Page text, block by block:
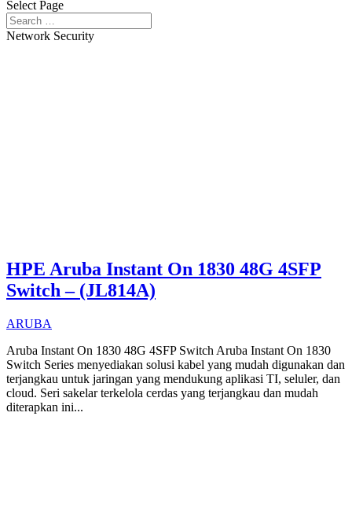
Select Page
Network Security
HPE Aruba Instant On 1830 48G 4SFP
Switch – (JL814A)
ARUBA
Aruba Instant On 1830 48G 4SFP Switch Aruba Instant On 1830
Switch Series menyediakan solusi kabel yang mudah digunakan dan
terjangkau untuk jaringan yang mendukung aplikasi TI, seluler, dan
cloud. Seri sakelar terkelola cerdas yang terjangkau dan mudah
diterapkan ini...